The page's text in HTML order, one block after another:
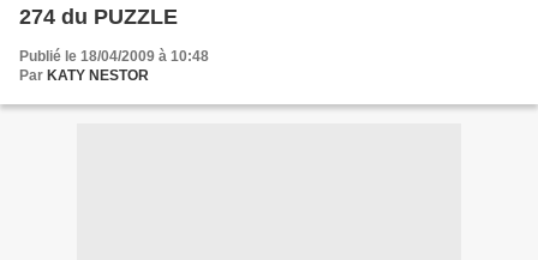
274 du PUZZLE
Publié le 18/04/2009 à 10:48
Par KATY NESTOR